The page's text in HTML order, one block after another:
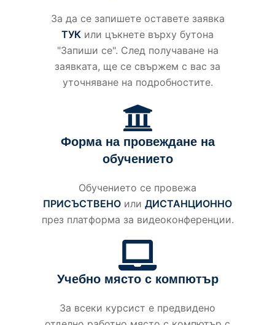
За да се запишете оставете заявка
ТУК или цъкнете върху бутона
"Запиши се". След получаване на
заявката, ще се свържем с вас за
уточняване на подробностите.
Форма на провеждане на
обучението
Обучението се провежа
ПРИСЪСТВЕНО или ДИСТАНЦИОННО
през платформа за видеоконференции.
Учебно място с компютър
За всеки курсист е предвидено